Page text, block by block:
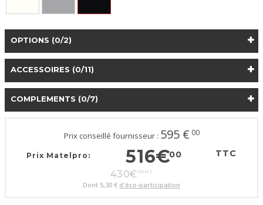
OPTIONS (0/2)
ACCESSOIRES (0/11)
COMPLEMENTS (0/7)
Prix conseillé fournisseur : 595 € 00
Prix Matelpro: 516€00 TTC
430€00 HT
Dont 5,30 € d'éco-participation